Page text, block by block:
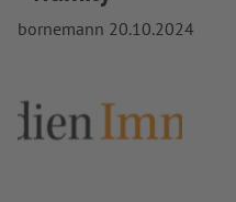
bornemann 20.10.2024